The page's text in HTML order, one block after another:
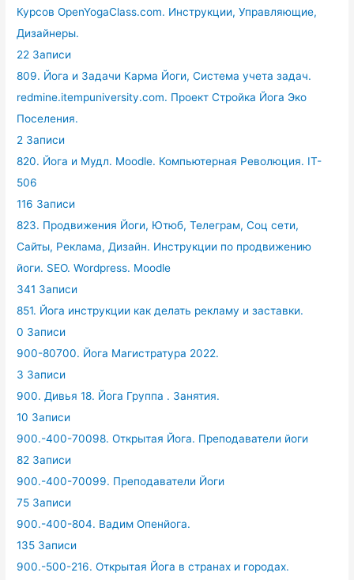
Курсов OpenYogaClass.com. Инструкции, Управляющие,
Дизайнеры.
22 Записи
809. Йога и Задачи Карма Йоги, Система учета задач.
redmine.itempuniversity.com. Проект Стройка Йога Эко
Поселения.
2 Записи
820. Йога и Мудл. Moodle. Компьютерная Революция. IT-
506
116 Записи
823. Продвижения Йоги, Ютюб, Телеграм, Соц сети,
Сайты, Реклама, Дизайн. Инструкции по продвижению
йоги. SEO. Wordpress. Moodle
341 Записи
851. Йога инструкции как делать рекламу и заставки.
0 Записи
900-80700. Йога Магистратура 2022.
3 Записи
900. Дивья 18. Йога Группа . Занятия.
10 Записи
900.-400-70098. Открытая Йога. Преподаватели йоги
82 Записи
900.-400-70099. Преподаватели Йоги
75 Записи
900.-400-804. Вадим Опенйога.
135 Записи
900.-500-216. Открытая Йога в странах и городах.